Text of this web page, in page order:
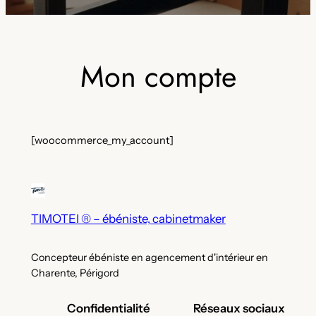
Mon compte
[woocommerce_my_account]
TIMOTEI ® – ébéniste, cabinetmaker
Concepteur ébéniste en agencement d'intérieur en
Charente, Périgord
Confidentialité Réseaux sociaux